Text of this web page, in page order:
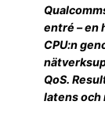
entré – en
CPU:n
QoS.
latens och